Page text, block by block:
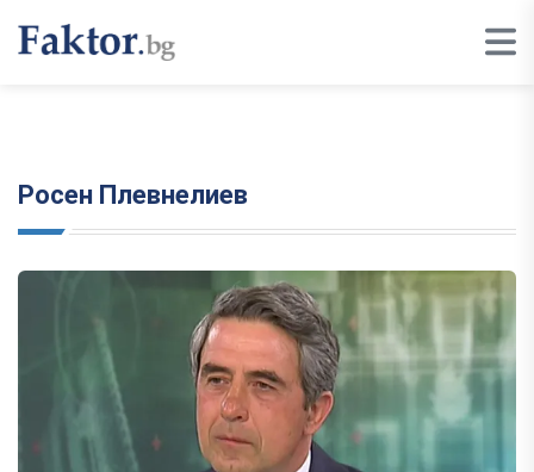
Росен Плевнелиев